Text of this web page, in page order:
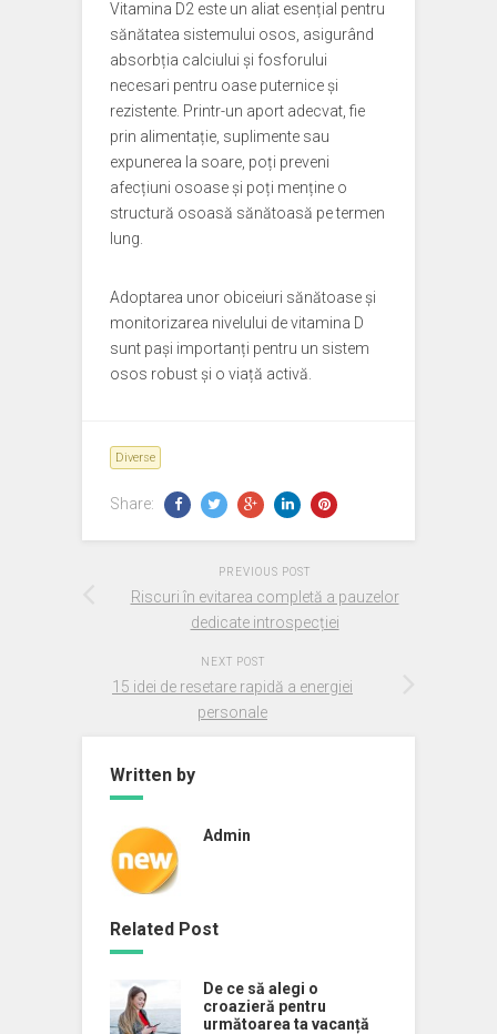
Vitamina D2 este un aliat esențial pentru
sănătatea sistemului osos, asigurând
absorbția calciului și fosforului
necesari pentru oase puternice și
rezistente. Printr-un aport adecvat, fie
prin alimentație, suplimente sau
expunerea la soare, poți preveni
afecțiuni osoase și poți menține o
structură osoasă sănătoasă pe termen
lung.
Adoptarea unor obiceiuri sănătoase și
monitorizarea nivelului de vitamina D
sunt pași importanți pentru un sistem
osos robust și o viață activă.
Diverse
Share:
PREVIOUS POST
Riscuri în evitarea completă a pauzelor
dedicate introspecției
NEXT POST
15 idei de resetare rapidă a energiei
personale
Written by
Admin
Related Post
De ce să alegi o
croazieră pentru
următoarea ta vacanță